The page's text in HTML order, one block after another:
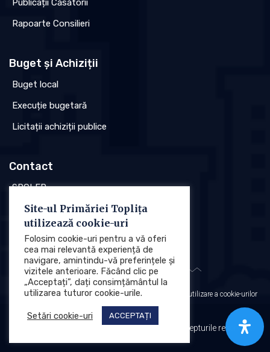
Publicații Căsătorii
Rapoarte Consilieri
Buget și Achiziții
Buget local
Execuție bugetară
Licitații achiziții publice
Contact
SPCLEP
Stare civilă
Poliția locală
Protecția datelor cu caracter personal (GDPR) Politica de utilizare a cookie-urilor
Primăria Municipiului Toplița © 2025. Toate drepturile rezervate.
Site-ul Primăriei Toplița
utilizează cookie-uri
Folosim cookie-uri pentru a vă oferi
cea mai relevantă experiență de
navigare, amintindu-vă preferințele și
vizitele anterioare. Făcând clic pe
„Acceptați”, dați consimțământul la
utilizarea tuturor cookie-urile.
Setări cookie-uri ACCEPTAȚI